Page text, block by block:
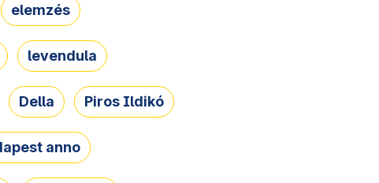
elemzés
levendula
Della Piros Ildikó
anno